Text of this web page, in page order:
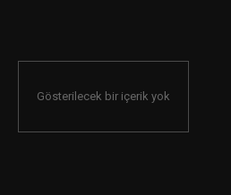
Gösterilecek bir içerik yok